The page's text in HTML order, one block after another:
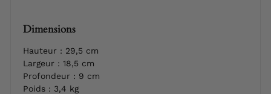
Dimensions
Hauteur : 29,5 cm
Largeur : 18,5 cm
Profondeur : 9 cm
Poids : 3,4 kg